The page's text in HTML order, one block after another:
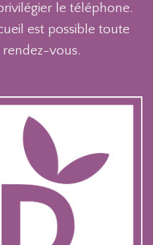
le téléphone.
est possible toute
rendez-vous.